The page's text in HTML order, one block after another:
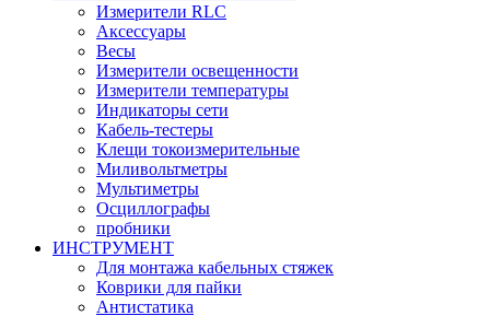
Измерители RLC
Аксессуары
Весы
Измерители освещенности
Измерители температуры
Индикаторы сети
Кабель-тестеры
Клещи токоизмерительные
Миливольтметры
Мультиметры
Осциллографы
пробники
ИНСТРУМЕНТ
Для монтажа кабельных стяжек
Коврики для пайки
Антистатика